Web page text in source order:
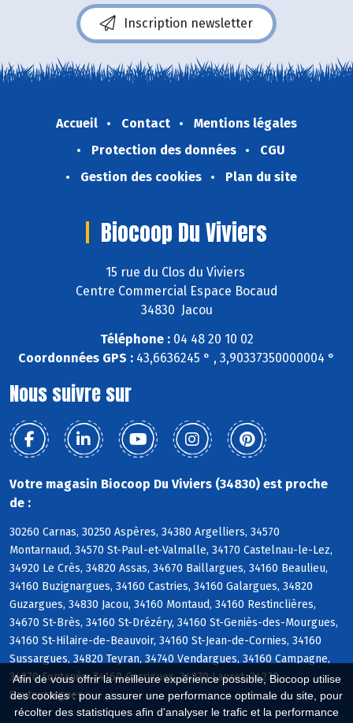
Afin de vous offrir la meilleure expérience possible, Biocoop utilise
des cookies : pour assurer une performance optimale du site, pour
récolter des statistiques afin d'analyser le trafic et la performance
Inscription newsletter
Accueil Contact
Mentions légales
Protection des données
CGU
Gestion des cookies
Plan du site
Biocoop Du Viviers
15 rue du Clos du Viviers
Centre Commercial Espace Bocaud
34830 Jacou
Téléphone :04 48 20 10 02
Coordonnées GPS : 43,6636245 ° , 3,90337350000004 °
Nous suivre sur
Votre magasin Biocoop Du Viviers (34830) est proche
de :
30260 Carnas, 30250 Aspères, 34380 Argelliers, 34570
Montarnaud, 34570 St-Paul-et-Valmalle, 34170 Castelnau-le-Lez,
34920 Le Crès, 34820 Assas, 34670 Baillargues, 34160 Beaulieu,
34160 Buzignargues, 34160 Castries, 34160 Galargues, 34820
Guzargues, 34830 Jacou, 34160 Montaud, 34160 Restinclières,
34670 St-Brès, 34160 St-Drézéry, 34160 St-Geniès-des-Mourgues,
34160 St-Hilaire-de-Beauvoir, 34160 St-Jean-de-Cornies, 34160
Sussargues, 34820 Teyran, 34740 Vendargues, 34160 Campagne,
34270 Fontanès, 34160 Garrigues, 34270 Lauret, 34270
Sauteyrargues